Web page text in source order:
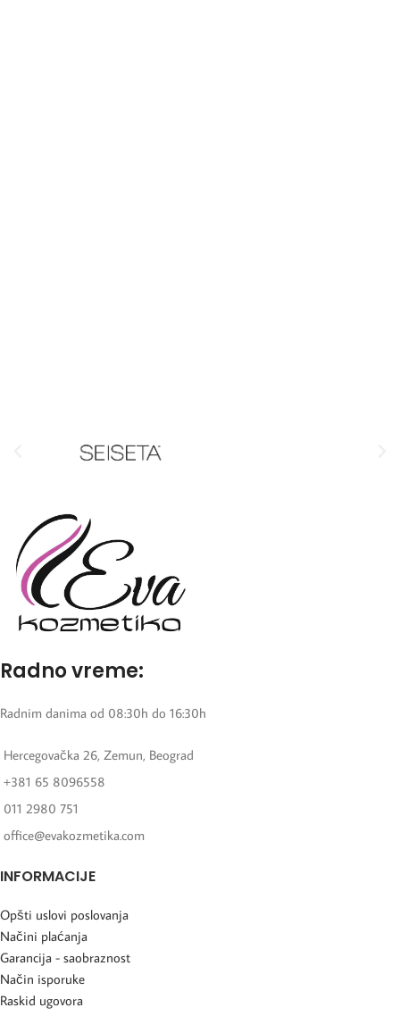
Radno vreme:
Radnim danima od 08:30h do 16:30h
Hercegovačka 26, Zemun, Beograd
+381 65 8096558
011 2980 751
office@evakozmetika.com
INFORMACIJE
Opšti uslovi poslovanja
Načini plaćanja
Garancija - saobraznost
Način isporuke
Raskid ugovora